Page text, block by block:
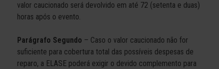
valor caucionado será devolvido em até 72 (setenta e duas)
horas após o evento.
Parágrafo Segundo – Caso o valor caucionado não for
suficiente para cobertura total das possíveis despesas de
reparo, a ELASE poderá exigir o devido complemento para